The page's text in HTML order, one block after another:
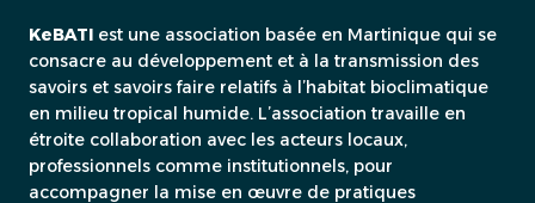
KeBATI est une association basée en Martinique qui se
consacre au développement et à la transmission des
savoirs et savoirs faire relatifs à l’habitat bioclimatique
en milieu tropical humide. L’association travaille en
étroite collaboration avec les acteurs locaux,
professionnels comme institutionnels, pour
accompagner la mise en œuvre de pratiques